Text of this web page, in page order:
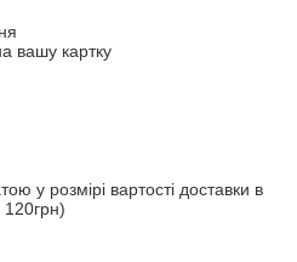
вашу картку
у розмірі вартості доставки в
120грн)